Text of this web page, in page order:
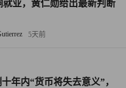
（@elonmusk）2022年3月
克改变口风。或许特斯拉正
。马斯克在卡塔尔经济论坛
业，黄仁勋给出最新判断
5天前
年内“货币将失去意义”，